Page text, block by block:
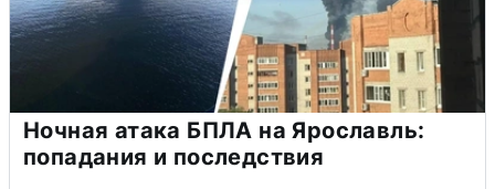
Ночная атака БПЛА на Ярославль:
попадания и последствия